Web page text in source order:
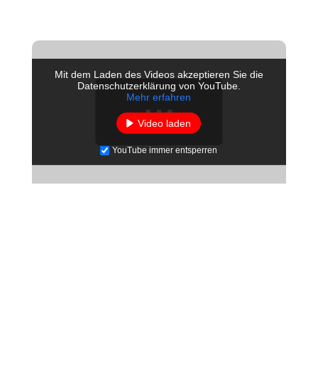
Mit dem Laden des Videos akzeptieren Sie die
Datenschutzerklärung von YouTube.
Mehr erfahren
Video laden
YouTube immer entsperren